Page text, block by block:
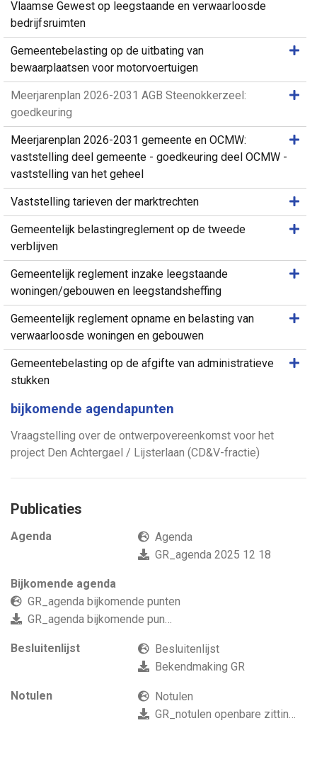
Vlaamse Gewest op leegstaande en verwaarloosde
bedrijfsruimten
Gemeentebelasting op de uitbating van
bewaarplaatsen voor motorvoertuigen
Meerjarenplan 2026-2031 AGB Steenokkerzeel:
goedkeuring
Meerjarenplan 2026-2031 gemeente en OCMW:
vaststelling deel gemeente - goedkeuring deel OCMW -
vaststelling van het geheel
Vaststelling tarieven der marktrechten
Gemeentelijk belastingreglement op de tweede
verblijven
Gemeentelijk reglement inzake leegstaande
woningen/gebouwen en leegstandsheffing
Gemeentelijk reglement opname en belasting van
verwaarloosde woningen en gebouwen
Gemeentebelasting op de afgifte van administratieve
stukken
bijkomende agendapunten
Vraagstelling over de ontwerpovereenkomst voor het
project Den Achtergael / Lijsterlaan (CD&V-fractie)
Publicaties
Agenda
Agenda
GR_agenda 2025 12 18
Bijkomende agenda
GR_agenda bijkomende punten
GR_agenda bijkomende punten
Besluitenlijst
Besluitenlijst
Bekendmaking GR
Notulen
Notulen
GR_notulen openbare zitting 2025 12 18